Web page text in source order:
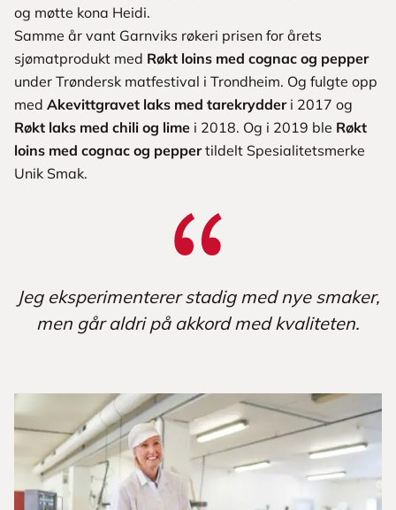
og møtte kona Heidi.
Samme år vant Garnviks røkeri prisen for årets
sjømatprodukt med Røkt loins med cognac og pepper
under Trøndersk matfestival i Trondheim. Og fulgte opp
med Akevittgravet laks med tarekrydderi 2017 og
Røkt laks med chili og lime i 2018. Og i 2019 ble Røkt
loins med cognac og peppertildelt Spesialitetsmerke
Unik Smak.
Jeg eksperimenterer stadig med nye smaker,
men går aldri på akkord med kvaliteten.